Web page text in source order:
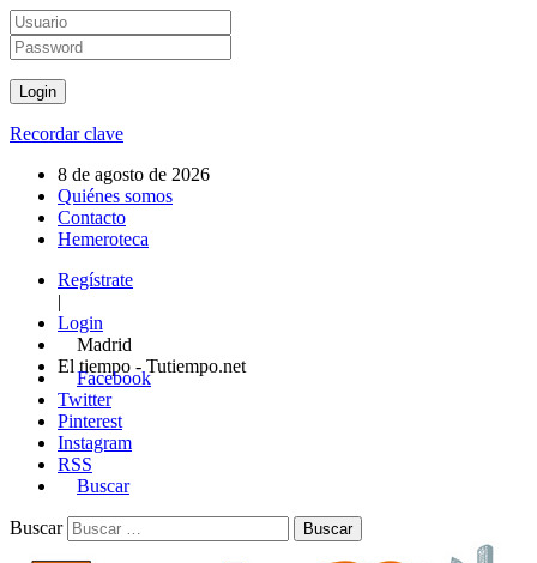
Recordar clave
8 de agosto de 2026
Quiénes somos
Contacto
Hemeroteca
Regístrate
|
Login
Madrid
El tiempo - Tutiempo.net
Facebook
Twitter
Pinterest
Instagram
RSS
Buscar
Buscar